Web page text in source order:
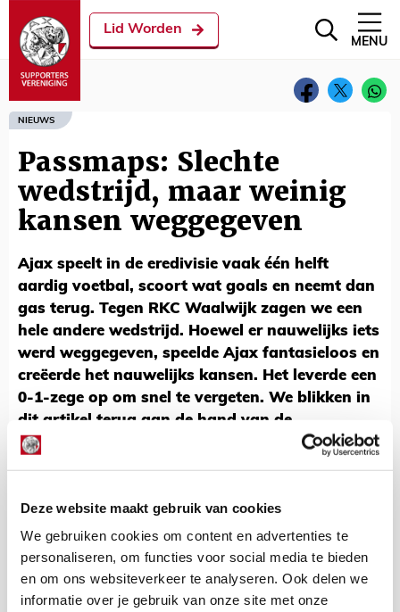
Deze website maakt gebruik van cookies
We gebruiken cookies om content en advertenties te
personaliseren, om functies voor social media te bieden
en om ons websiteverkeer te analyseren. Ook delen we
informatie over je gebruik van onze site met onze
Lid Worden
MENU
NIEUWS
Passmaps: Slechte
wedstrijd, maar weinig
kansen weggegeven
Ajax speelt in de eredivisie vaak één helft
aardig voetbal, scoort wat goals en neemt dan
gas terug. Tegen RKC Waalwijk zagen we een
hele andere wedstrijd. Hoewel er nauwelijks iets
werd weggegeven, speelde Ajax fantasieloos en
creëerde het nauwelijks kansen. Het leverde een
0-1-zege op om snel te vergeten. We blikken in
dit artikel terug aan de hand van de
statistieken.